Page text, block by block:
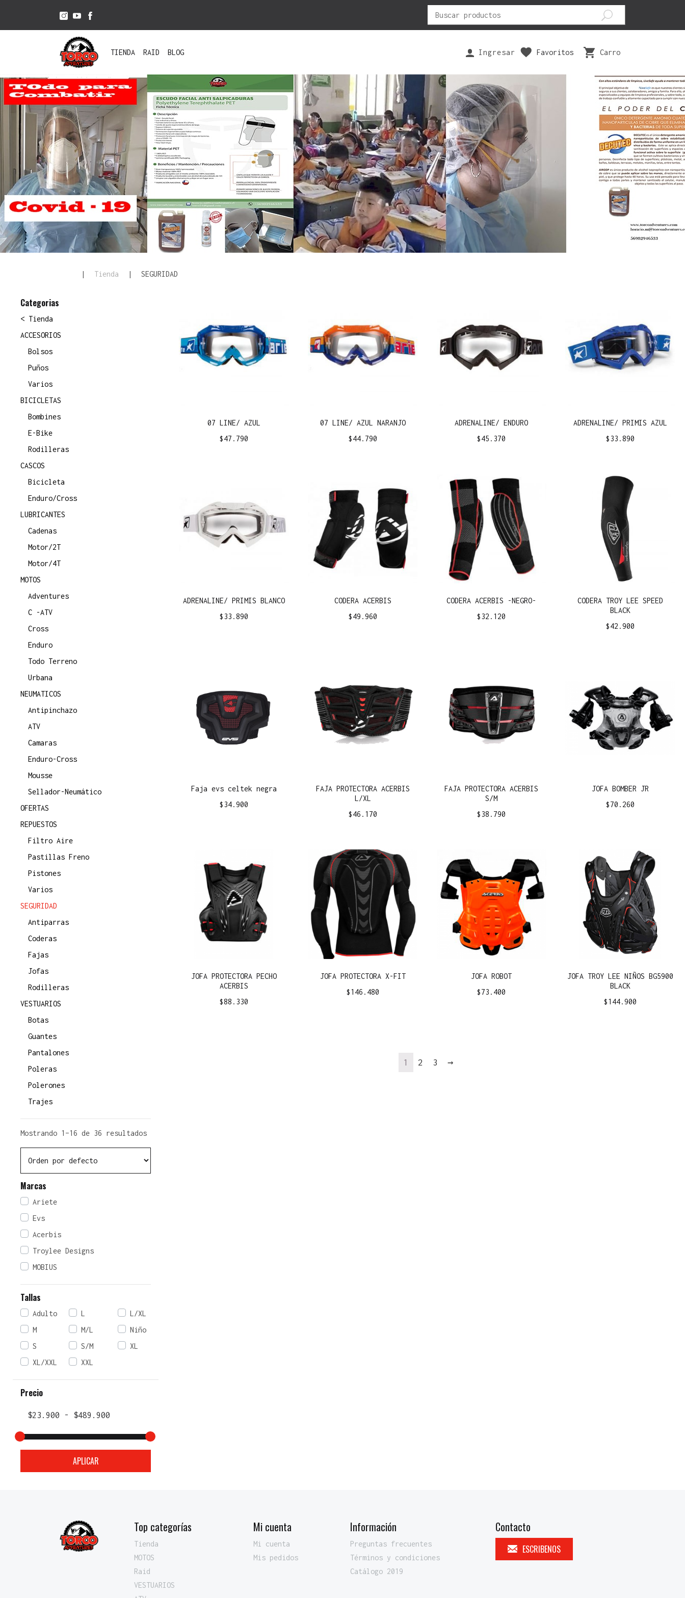
Buscar
por:
TIENDA RAID BLOG Ingresar Favoritos Carro
ACCESORIOS
BOLSOS
PUÑOS
VARIOS
BICICLETAS
BOMBINES
RODILLERAS
CASCOS
BICICLETA
ENDURO/CROSS
LUBRICANTES
CADENAS
MOTOR/2T
MOTOR/4T
MOTOS
ADVENTURES
C -ATV
CROSS
ENDURO
TODO TERRENO
URBANA
NEUMATICOS
ANTIPINCHAZO
ATV
CAMARAS
ENDURO-CROSS
MOUSSE
SELLADOR-NEUMÁTICO
OFERTAS REPUESTOS
FILTRO AIRE
PASTILLAS FRENO
PISTONES
VARIOS
SEGURIDAD
ANTIPARRAS
CODERAS
FAJAS
JOFAS
RODILLERAS
VESTUARIOS
PANTALONES
POLERONES
| Tienda | SEGURIDAD
Categorias
< Tienda
ACCESORIOS
Bolsos
Puños
Varios
BICICLETAS
Bombines
E-Bike
Rodilleras
CASCOS
Bicicleta
Enduro/Cross
LUBRICANTES
Cadenas
Motor/2T
Motor/4T
MOTOS
Adventures
C -ATV
Cross
Enduro
Todo Terreno
Urbana
NEUMATICOS
Antipinchazo
ATV
Camaras
Enduro-Cross
Mousse
Sellador-Neumático
OFERTAS
REPUESTOS
Filtro Aire
Pastillas Freno
Pistones
Varios
SEGURIDAD
Antiparras
Coderas
Fajas
Jofas
Rodilleras
VESTUARIOS
Botas
Guantes
Pantalones
Poleras
Polerones
Trajes
Mostrando 1–16 de 36 resultados
Marcas
Ariete
Evs
Acerbis
Troylee Designs
MOBIUS
Tallas
Adulto L
L/XL
M
M/L
Niño
S
S/M
XL
XL/XXL
XXL
Precio
APLICAR
07 LINE/ AZUL
$47.790
07 LINE/ AZUL NARANJO
$44.790
ADRENALINE/ ENDURO
$45.370
ADRENALINE/ PRIMIS AZUL
$33.890
ADRENALINE/ PRIMIS BLANCO
$33.890
CODERA ACERBIS
$49.960
CODERA ACERBIS -NEGRO-
$32.120
CODERA TROY LEE SPEED
BLACK
$42.900
Faja evs celtek negra
$34.900
FAJA PROTECTORA ACERBIS
L/XL
$46.170
FAJA PROTECTORA ACERBIS
S/M
$38.790
JOFA BOMBER JR
$70.260
JOFA PROTECTORA PECHO
ACERBIS
$88.330
JOFA PROTECTORA X-FIT
$146.480
JOFA ROBOT
$73.400
JOFA TROY LEE NIÑOS BG5900
BLACK
$144.900
1 2 3 →
Top categorías
Tienda
MOTOS
Raid
VESTUARIOS
Mi cuenta
Mi cuenta
Mis pedidos
Información
Preguntas frecuentes
Términos y condiciones
Catálogo 2019
Contacto
ESCRIBENOS